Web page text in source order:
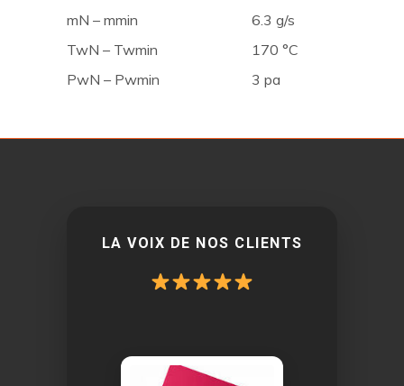
mN – mmin
6.3 g/s
TwN – Twmin
170 °C
PwN – Pwmin
3 pa
LA VOIX DE NOS CLIENTS